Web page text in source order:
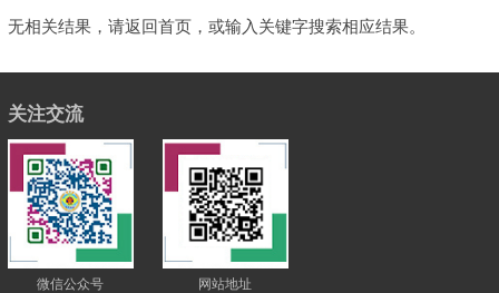
无相关结果，请返回首页，或输入关键字搜索相应结果。
关注交流
微信公众号 网站地址